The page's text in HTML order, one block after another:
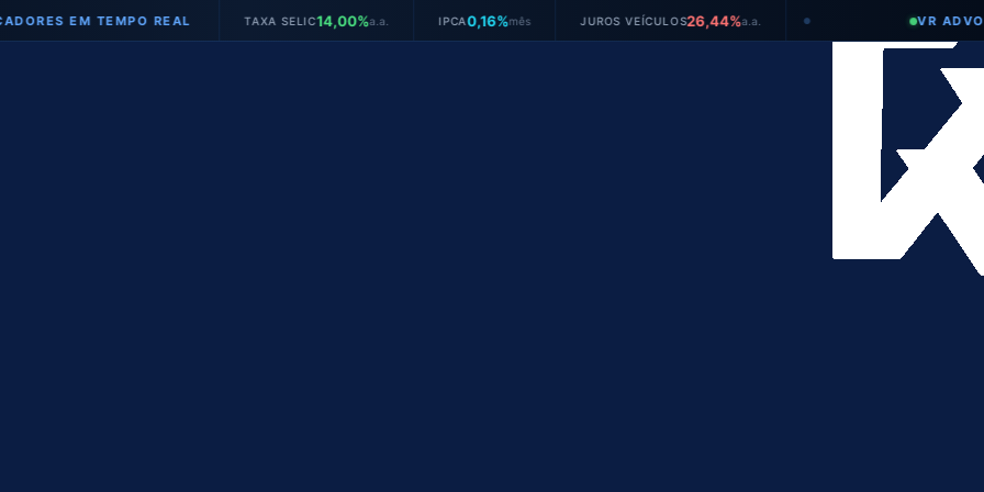
EM TEMPO REAL TAXA SELIC14,00%a.a. IPCA 0,16%mês JUROS VEÍCULOS26,44%a.a. ● VR ADVOGADOS